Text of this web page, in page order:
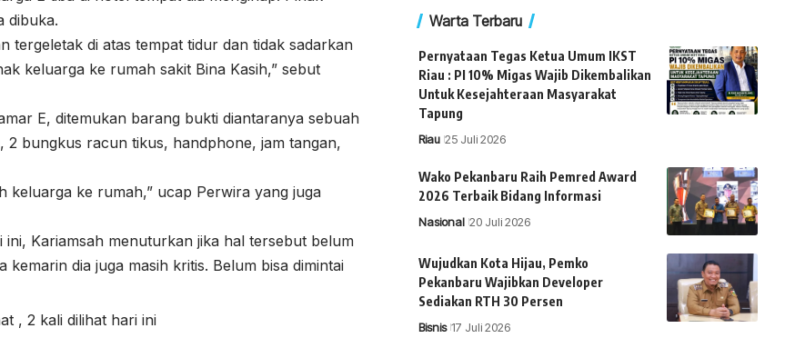
dibuka.
tergeletak di atas tempat tidur dan tidak sadarkan
keluarga ke rumah sakit Bina Kasih,” sebut
E, ditemukan barang bukti diantaranya sebuah
bungkus racun tikus, handphone, jam tangan,
keluarga ke rumah,” ucap Perwira yang juga
Kariamsah menuturkan jika hal tersebut belum
dia juga masih kritis. Belum bisa dimintai
, 2 kali dilihat hari ini
Warta Terbaru
Pernyataan Tegas Ketua Umum IKST
Riau : PI 10% Migas Wajib Dikembalikan
Untuk Kesejahteraan Masyarakat
Tapung
Riau 25 Juli 2026
Wako Pekanbaru Raih Pemred Award
2026 Terbaik Bidang Informasi
Nasional 20 Juli 2026
Wujudkan Kota Hijau, Pemko
Pekanbaru Wajibkan Developer
Sediakan RTH 30 Persen
Bisnis 17 Juli 2026